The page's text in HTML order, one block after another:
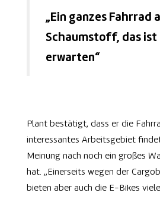
„Ein ganzes Fahrrad
Schaumstoff, das ist
erwarten“
Plant bestätigt, dass er die
interessantes Arbeitsgebiet
Meinung nach noch ein großes
hat. „Einerseits wegen der
bieten aber auch die E-Bikes viele